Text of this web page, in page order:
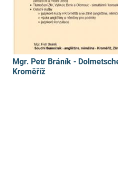
Mgr. Petr Bráník -
Kroměříž